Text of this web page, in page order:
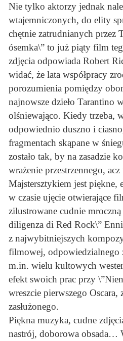
Nie tylko aktorzy jednak
wtajemniczonych, do elity
chętnie zatrudnianych przez
ósemka\” to już piąty film
zdjęcia odpowiada Robert
widać, że lata współpracy
porozumienia pomiędzy
najnowsze dzieło Tarantino
olśniewająco. Kiedy trzeba,
odpowiednio duszno i
fragmentach skąpane w
zostało tak, by na zasadzie
wrażenie przestrzennego,
Majstersztykiem jest piękne,
w czasie ujęcie otwierające
zilustrowane cudnie
diligenza di Red Rock\”
z najwybitniejszych
filmowej, odpowiedzialnego
m.in. wielu kultowych
efekt swoich prac przy
wreszcie pierwszego Oscara,
zasłużonego.
Piękna muzyka, cudne
nastrój, doborowa obsada…